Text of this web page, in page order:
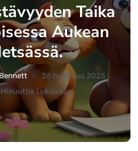
Taika
Aukean
26 huhtikuu 2025
Lukuaikaa